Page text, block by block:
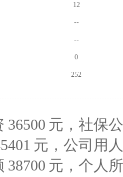
12
--
--
0
252
36500 元，社保
元，公司用
38700 元，个人